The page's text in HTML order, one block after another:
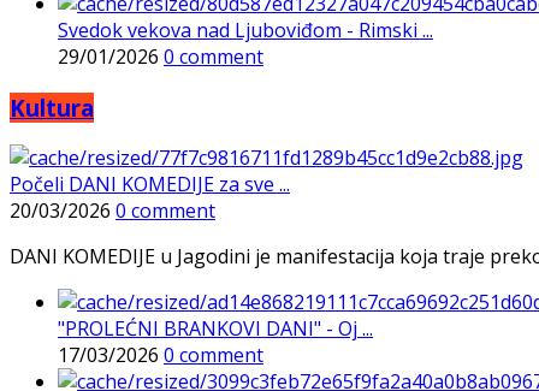
Svedok vekova nad Ljuboviđom - Rimski ...
29/01/2026 0 comment
Kultura
Počeli DANI KOMEDIJE za sve ...
20/03/2026 0 comment
DANI KOMEDIJE u Jagodini je manifestacija koja traje
"PROLEĆNI BRANKOVI DANI" - Oj ...
17/03/2026 0 comment